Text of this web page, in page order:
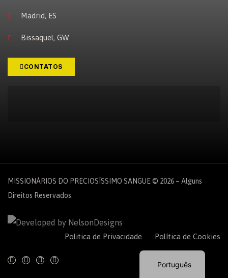
Madrid, ES
Bissaquel, GW
CONTATOS
MISSIONÁRIOS DO PRECIOSÍSSIMO SANGUE © 2026 – Alguns
Direitos Reservados.
Politica de Privacidade Política de Cookies
Português